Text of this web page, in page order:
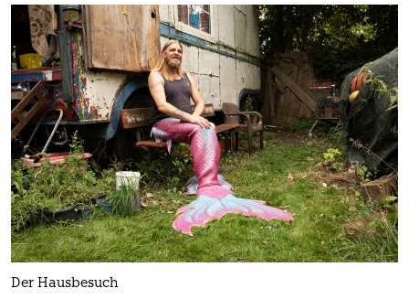
Der Hausbesuch